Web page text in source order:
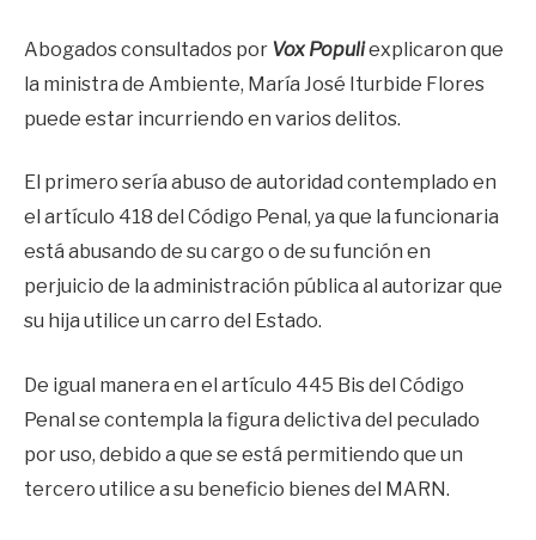
Abogados consultados por Vox Populiexplicaron que
la ministra de Ambiente, María José Iturbide Flores
puede estar incurriendo en varios delitos.
El primero sería abuso de autoridad contemplado en
el artículo 418 del Código Penal, ya que la funcionaria
está abusando de su cargo o de su función en
perjuicio de la administración pública al autorizar que
su hija utilice un carro del Estado.
De igual manera en el artículo 445 Bis del Código
Penal se contempla la figura delictiva del peculado
por uso, debido a que se está permitiendo que un
tercero utilice a su beneficio bienes del MARN.